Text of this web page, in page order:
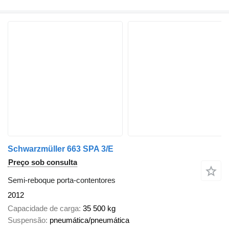
Schwarzmüller 663 SPA 3/E
Preço sob consulta
Semi-reboque porta-contentores
2012
Capacidade de carga 35 500 kg
Suspensão pneumática/pneumática